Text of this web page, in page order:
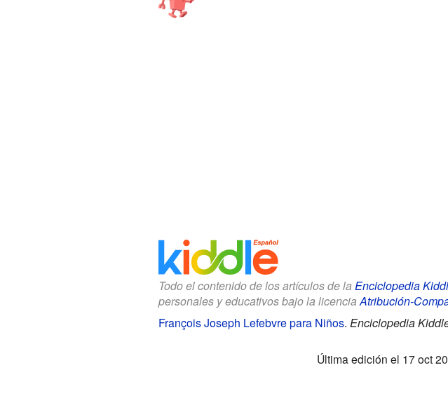
Todo el contenido de los artículos de la Enciclopedia
personales y educativos bajo la licencia Atribución-
François Joseph Lefebvre para Niños. Enciclopedia
Última edición el 17 oct